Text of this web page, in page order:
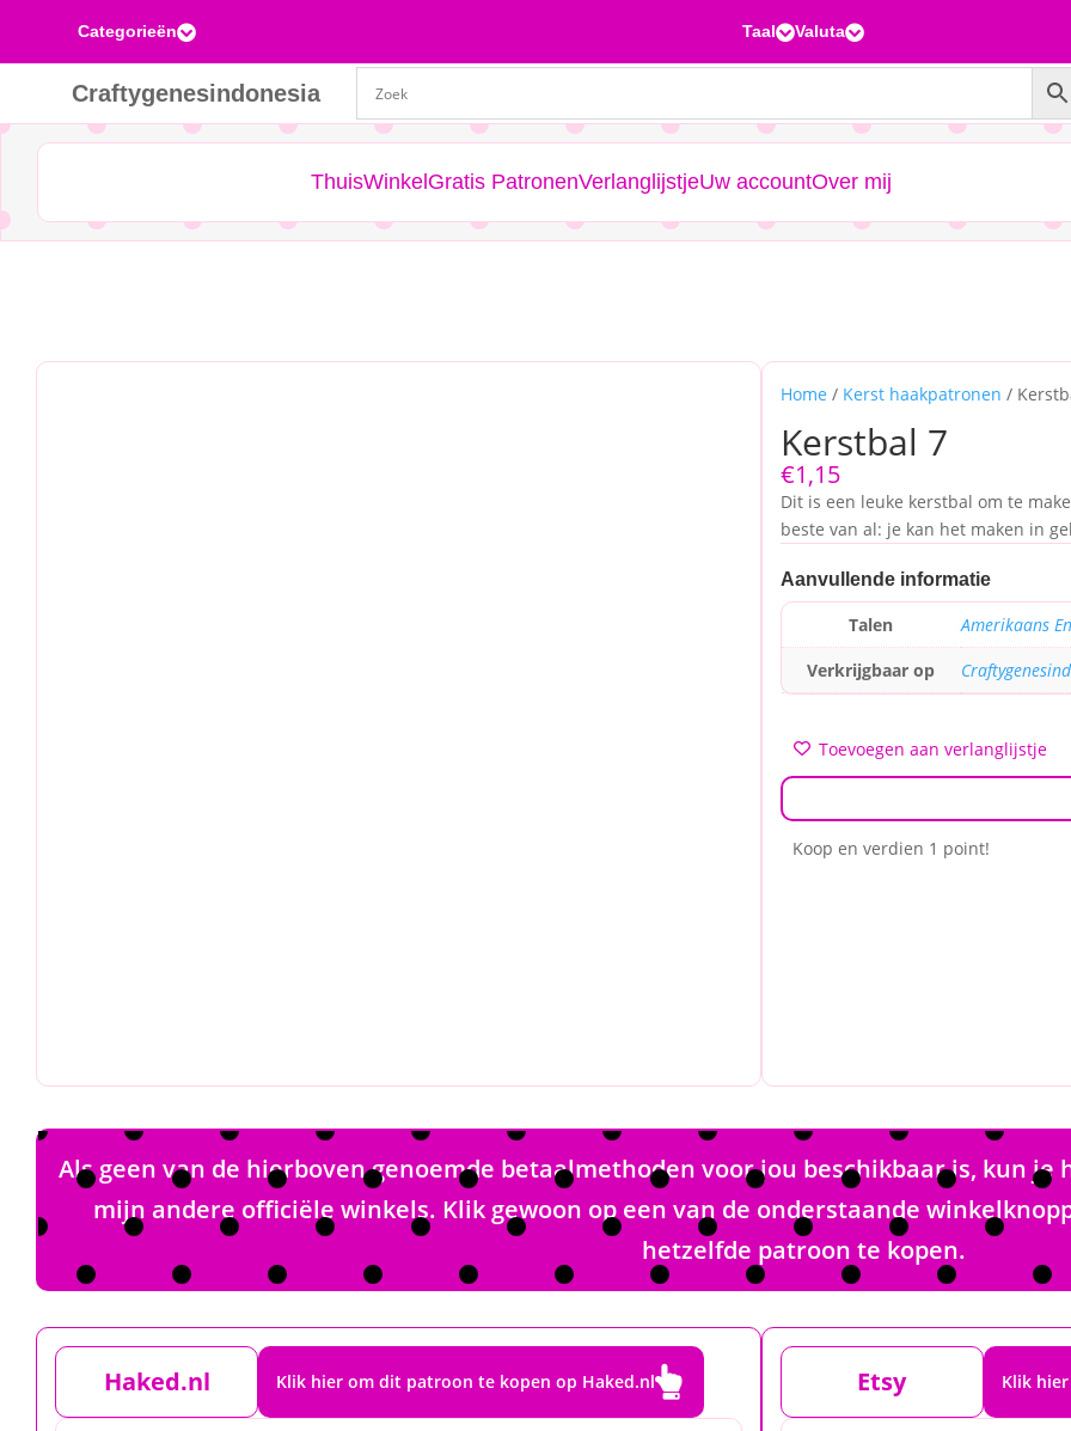
Categorieën TaalValuta
Craftygenesindonesia
ThuisWinkel Gratis PatronenVerlanglijstjeUw accountOver mij
Home / Kerst haakpatronen /
Kerstbal 7
€1,15
Dit is een leuke kerstbal om te
beste van al: je kan het maken in
Aanvullende informatie
Talen
Amerikaans
Verkrijgbaar op
Toevoegen aan verlanglijstje
Koop en verdien 1 point!
Als geen van de hierboven genoemde betaalmethoden voor jou beschikbaar is, kun
mijn andere officiële winkels. Klik gewoon op een van de onderstaande
hetzelfde patroon te kopen.
Haked.nl Klik hier om dit patroon te kopen op Haked.nl Etsy Klik